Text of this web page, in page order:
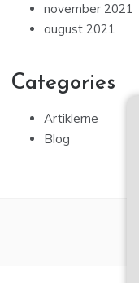
november 2021
august 2021
Categories
Artiklerne
Blog